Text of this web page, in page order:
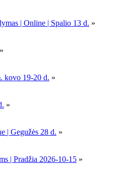
| Online | Spalio 13 d. »
»
kovo 19-20 d. »
»
| Gegužės 28 d. »
| Pradžia 2026-10-15 »